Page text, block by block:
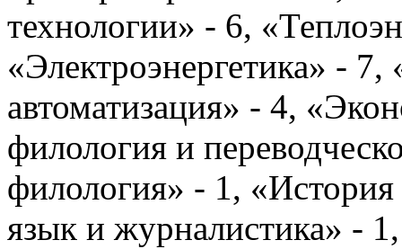
технологии» - 6,
«Электроэнергетика» - 7,
автоматизация» - 4,
филология и
филология» - 1, «История
язык и журналистика» -